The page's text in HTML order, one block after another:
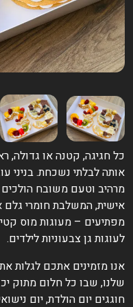
כל חגיגה, קטנה או גדולה,
אותה לבלתי נשכחת. בניני
מרהיב וטעם משובח הולכים
אישית, המשלבת חומרי גלם
מפתיעים – מעוגות מוס
לעוגות גן צבעוניות לילדים.
אנו מזמינים אתכם לגלות
שלנו, שבו כל חלום מתוק
חוגגים יום הולדת, יום